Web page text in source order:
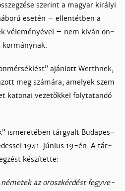
sze­rint a ma­gyar ki­rá­lyi
ese­tén – el­len­tét­ben a
vé­le­mé­nyé­vel – nem kí­ván ön­
aján­lott Werth­nek,
meg szá­má­ra, ame­lyek szem
ka­to­nai ve­ze­tők­kel foly­ta­tan­dó
is­me­re­té­ben tár­gyalt Bu­da­pes­
1941. jú­nius 19-én. A tár­
ké­szí­tet­te:
az orosz­kér­dést fegy­ve­